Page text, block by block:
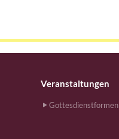
Veranstaltungen
Gottesdienstformen